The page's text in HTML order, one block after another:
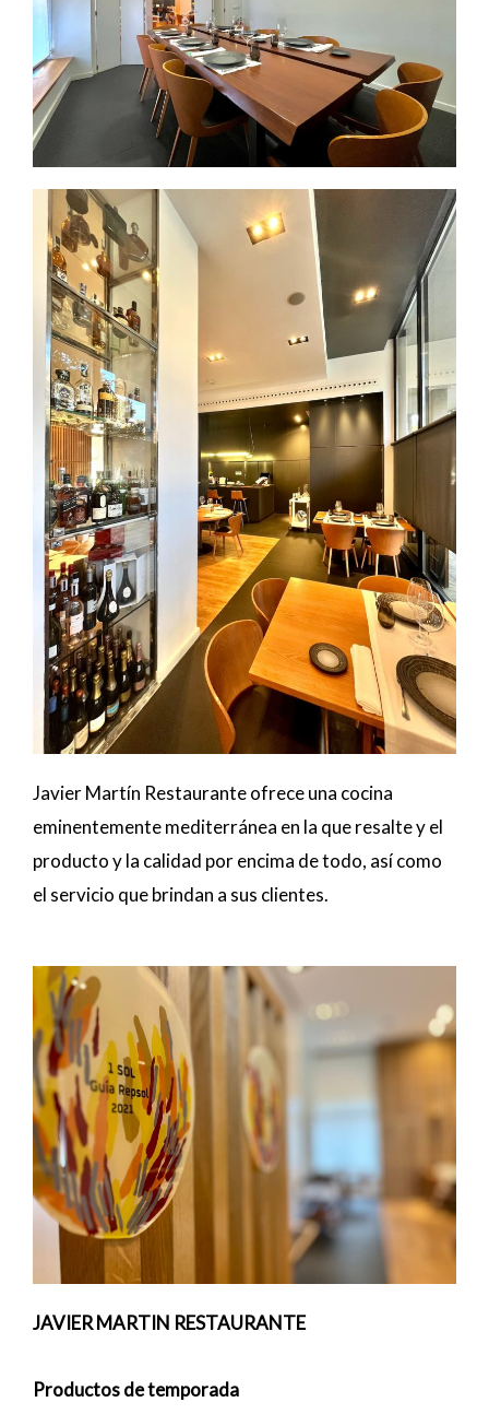
Javier Martín Restaurante ofrece una cocina
eminentemente mediterránea en la que resalte y el
producto y la calidad por encima de todo, así como
el servicio que brindan a sus clientes.
JAVIER MARTIN RESTAURANTE
Productos de temporada